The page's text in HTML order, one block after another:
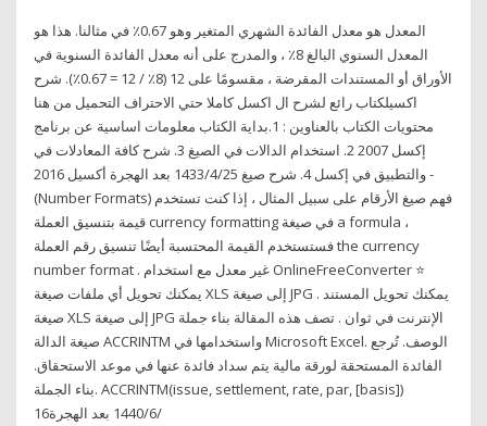
المعدل هو معدل الفائدة الشهري المتغير وهو 0.67٪ في مثالنا. هذا هو
المعدل السنوي البالغ 8٪ ، والمدرج على أنه معدل الفائدة السنوية في
الأوراق أو المستندات المقرضة ، مقسومًا على 12 (8٪ / 12 = 0.67٪). شرح
اكسيلكتاب رائع لشرح ال اكسل كاملا حتي الاحتراف التحميل من هنا
محتويات الكتاب بالعناوين : 1.بداية الكتاب معلومات اساسية عن برنامج
إكسل 2007 2. استخدام الدالات في الصيغ 3. شرح كافة المعادلات في
والتطبيق في إكسل 4. شرح صيغ 25‏‏/4‏‏/1433 بعد الهجرة أكسيل 2016 -
(Number Formats) فهم صيغ الأرقام على سبيل المثال ، إذا كنت تستخدم
قيمة بتنسيق العملة currency formatting في صيغة a formula ،
فستستخدم القيمة المحتسبة أيضًا تنسيق رقم العملة the currency
number format . غير معدل مع استخدام OnlineFreeConverter ⭐ ️
يمكنك تحويل أي ملفات صيغة XLS إلى صيغة JPG . يمكنك تحويل المستند
صيغة XLS إلى صيغة JPG الإنترنت في ثوان ️. تصف هذه المقالة بناء جملة
صيغة الدالة ACCRINTM واستخدامها في Microsoft Excel. الوصف. تُرجع
الفائدة المستحقة لورقة مالية يتم سداد فائدة عنها في موعد الاستحقاق.
بناء الجملة. ACCRINTM(issue, settlement, rate, par, [basis])‎
16‏‏/6‏‏/1440 بعد الهجرة